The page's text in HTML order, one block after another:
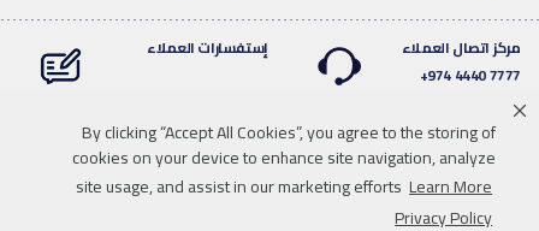
By clicking “Accept All Cookies”, you agree to the storing of
cookies on your device to enhance site navigation, analyze
site usage, and assist in our marketing efforts Learn More
Privacy Policy
مركز اتصال العملاء
7777 4440 974+
إستفسارات العملاء
LinkedinInstagramfacebookWhatsapp
twitteryoutube
للاتصال بنا تحميل الوسائط خريطة الموقع سياسة الخصوصية